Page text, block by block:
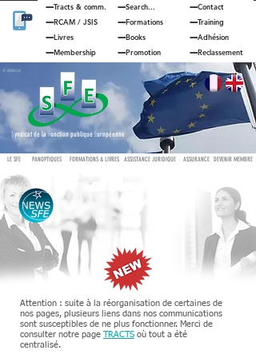
Tracts & comm.
RCAM / JSIS
Livres
Membership
Search...
Formations
Books
Promotion
Contact
Training
Adhésion
Reclassement
© JOUAN Cyril
Syndicat de laFonction publique Européenne
LE SFE PANOPTIQUES FORMATIONS & LIVRES ASSISTANCE JURIDIQUE ASSURANCE DEVENIR MEMBRE
Attention : suite à la réorganisation de certaines de
nos pages, plusieurs liens dans nos communications
sont susceptibles de ne plus fonctionner. Merci de
consulter notre page TRACTS où tout a été
centralisé.